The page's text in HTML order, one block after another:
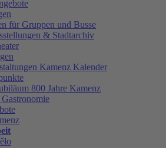
für Gruppen und Busse
& Stadtarchiv
Kamenz Kalender
800 Jahre Kamenz